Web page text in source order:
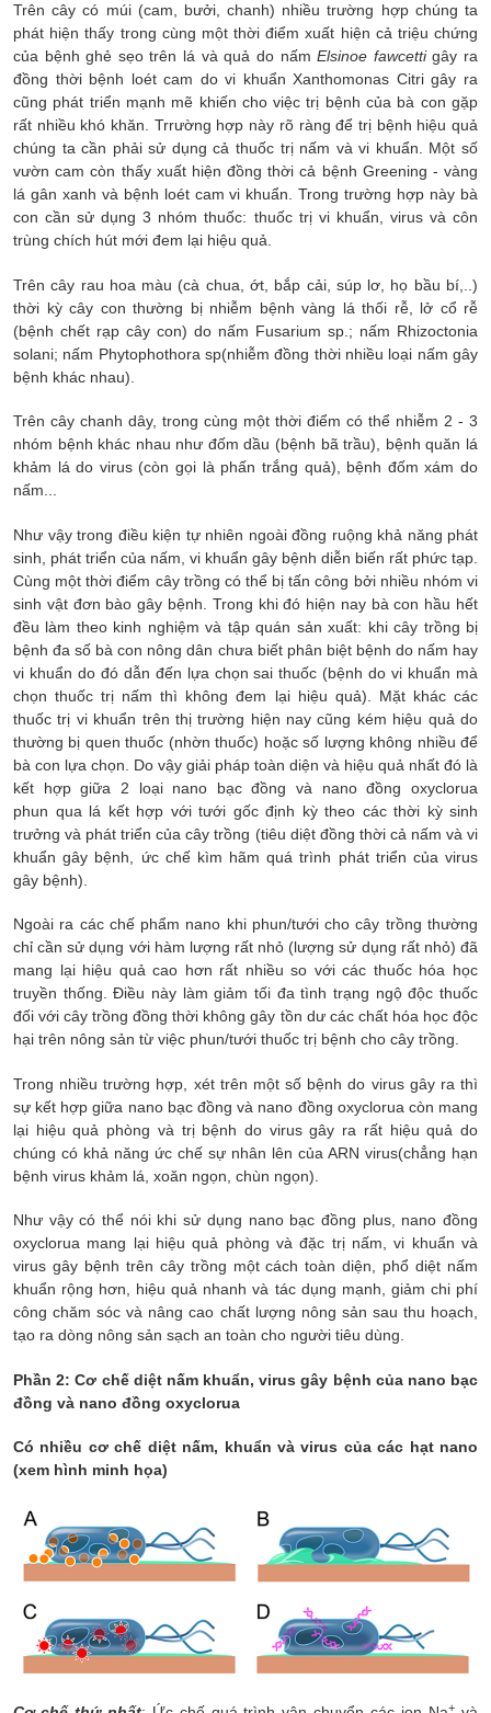
Trên cây có múi (cam, bưởi, chanh) nhiều trường hợp chúng ta
phát hiện thấy trong cùng một thời điểm xuất hiện cả triệu chứng
của bệnh ghẻ sẹo trên lá và quả do nấmElsinoe fawcettigây ra
đồng thời bệnh loét cam do vi khuẩn Xanthomonas Citri gây ra
cũng phát triển mạnh mẽ khiến cho việc trị bệnh của bà con gặp
rất nhiều khó khăn. Trrường hợp này rõ ràng để trị bệnh hiệu quả
chúng ta cần phải sử dụng cả thuốc trị nấm và vi khuẩn. Một số
vườn cam còn thấy xuất hiện đồng thời cả bệnh Greening - vàng
lá gân xanh và bệnh loét cam vi khuẩn. Trong trường hợp này bà
con cần sử dụng 3 nhóm thuốc: thuốc trị vi khuẩn, virus và côn
trùng chích hút mới đem lại hiệu quả.
Trên cây rau hoa màu (cà chua, ớt, bắp cải, súp lơ, họ bầu bí,..)
thời kỳ cây con thường bị nhiễm bệnh vàng lá thối rễ, lở cổ rễ
(bệnh chết rạp cây con) do nấm Fusarium sp.; nấm Rhizoctonia
solani; nấm Phytophothora sp(nhiễm đồng thời nhiều loại nấm gây
bệnh khác nhau).
Trên cây chanh dây, trong cùng một thời điểm có thể nhiễm 2 - 3
nhóm bệnh khác nhau như đốm dầu (bệnh bã trầu), bệnh quăn lá
khảm lá do virus (còn gọi là phấn trắng quả), bệnh đốm xám do
nấm...
Như vậy trong điều kiện tự nhiên ngoài đồng ruộng khả năng phát
sinh, phát triển của nấm, vi khuẩn gây bệnh diễn biến rất phức tạp.
Cùng một thời điểm cây trồng có thể bị tấn công bởi nhiều nhóm vi
sinh vật đơn bào gây bệnh. Trong khi đó hiện nay bà con hầu hết
đều làm theo kinh nghiệm và tập quán sản xuất: khi cây trồng bị
bệnh đa số bà con nông dân chưa biết phân biệt bệnh do nấm hay
vi khuẩn do đó dẫn đến lựa chọn sai thuốc (bệnh do vi khuẩn mà
chọn thuốc trị nấm thì không đem lại hiệu quả). Mặt khác các
thuốc trị vi khuẩn trên thị trường hiện nay cũng kém hiệu quả do
thường bị quen thuốc (nhờn thuốc) hoặc số lượng không nhiều để
bà con lựa chọn. Do vậy giải pháp toàn diện và hiệu quả nhất đó là
kết hợp giữa 2 loại nano bạc đồng và nano đồng oxyclorua
phun qua lá kết hợp với tưới gốc định kỳ theo các thời kỳ sinh
trưởng và phát triển của cây trồng (tiêu diệt đồng thời cả nấm và vi
khuẩn gây bệnh, ức chế kìm hãm quá trình phát triển của virus
gây bệnh).
Ngoài ra các chế phẩm nano khi phun/tưới cho cây trồng thường
chỉ cần sử dụng với hàm lượng rất nhỏ (lượng sử dụng rất nhỏ) đã
mang lại hiệu quả cao hơn rất nhiều so với các thuốc hóa học
truyền thống. Điều này làm giảm tối đa tình trạng ngộ độc thuốc
đối với cây trồng đồng thời không gây tồn dư các chất hóa học độc
hại trên nông sản từ việc phun/tưới thuốc trị bệnh cho cây trồng.
Trong nhiều trường hợp, xét trên một số bệnh do virus gây ra thì
sự kết hợp giữa nano bạc đồng và nano đồng oxyclorua còn mang
lại hiệu quả phòng và trị bệnh do virus gây ra rất hiệu quả do
chúng có khả năng ức chế sự nhân lên của ARN virus(chẳng hạn
bệnh virus khảm lá, xoăn ngọn, chùn ngọn).
Như vậy có thể nói khi sử dụng nano bạc đồng plus, nano đồng
oxyclorua mang lại hiệu quả phòng và đặc trị nấm, vi khuẩn và
virus gây bệnh trên cây trồng một cách toàn diện, phổ diệt nấm
khuẩn rộng hơn, hiệu quả nhanh và tác dụng mạnh, giảm chi phí
công chăm sóc và nâng cao chất lượng nông sản sau thu hoạch,
tạo ra dòng nông sản sạch an toàn cho người tiêu dùng.
Phần 2: Cơ chế diệt nấm khuẩn, virus gây bệnh của nano bạc
đồng và nano đồng oxyclorua
Có nhiều cơ chế diệt nấm, khuẩn và virus của các hạt nano
(xem hình minh họa)
+